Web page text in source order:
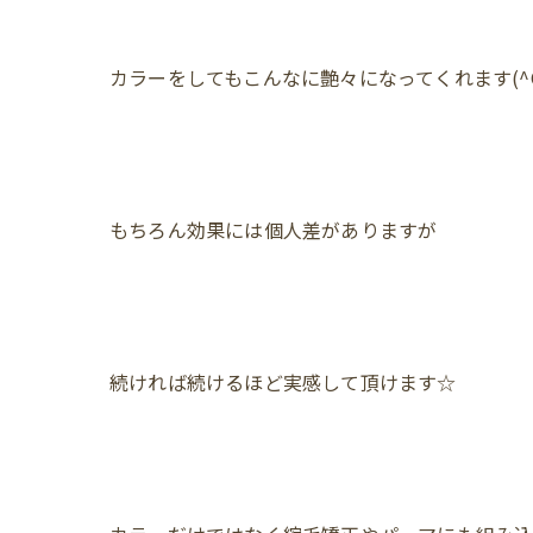
カラーをしてもこんなに艶々になってくれます
もちろん効果には個人差がありますが
続ければ続けるほど実感して頂けます☆